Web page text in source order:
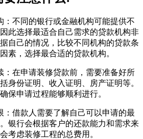
：不同的银行或金融机构可能提供不
此选择最适合自己需求的贷款机构非
自己的情况，比较不同机构的贷款条
素，选择最合适的贷款机构‌。
：在申请装修贷款前，需要准备好所
身份证明、收入证明、房产证明等。
保申请过程能够顺利进行‌。
：借款人需要了解自己可以申请的最
银行会根据客户的还款能力和需求来
考虑装修工程的总费用‌。